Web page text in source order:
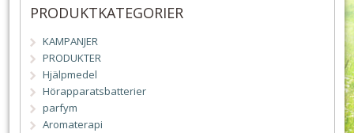
PRODUKTKATEGORIER
KAMPANJER
PRODUKTER
Hjälpmedel
Hörapparatsbatterier
parfym
Aromaterapi